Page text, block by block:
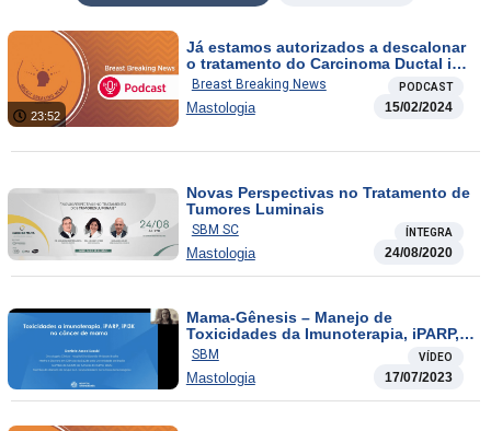
23:52
Já estamos autorizados a descalonar
o tratamento do Carcinoma Ductal in
Situ? E abandonar o uso dos
Antracíclicos?
Breast Breaking News PODCAST
Mastologia 15/02/2024
Novas Perspectivas no Tratamento de
Tumores Luminais
SBM SC ÍNTEGRA
Mastologia 24/08/2020
Mama-Gênesis – Manejo de
Toxicidades da Imunoterapia, iPARP,
PIK3CA
SBM VÍDEO
Mastologia 17/07/2023